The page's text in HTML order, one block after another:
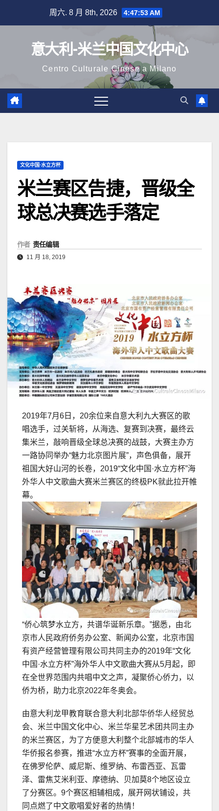
周六. 8 月 8th, 2026 4:47:55 AM
意大利-米兰中国文化中心
Centro Culturale Cinese a Milano
文化中国·水立方杯
米兰赛区告捷，晋级全
球总决赛选手落定
作者 责任编辑
11 月 18, 2019
2019年7月6日，20余位来自意大利九大赛区的歌
唱选手，过关斩将，从海选、复赛到决赛，最终云
集米兰，敲响晋级全球总决赛的战鼓，大赛主办方
一路协同举办“魅力北京图片展”，声色俱备，展开
祖国大好山河的长卷，2019“文化中国·水立方杯”海
外华人中文歌曲大赛米兰赛区的终极PK就此拉开帷
幕。
“侨心筑梦水立方，共谱华诞新乐章。”据悉，由北
京市人民政府侨务办公室、新闻办公室，北京市国
有资产经营管理有限公司共同主办的2019年“文化
中国·水立方杯”海外华人中文歌曲大赛从5月起，即
在全世界范围内共唱中文之声，凝聚侨心侨力，以
侨为桥，助力北京2022年冬奥会。
由意大利龙甲教育联合意大利北部华侨华人经贸总
会、米兰中国文化中心、米兰华星艺术团共同主办
的米兰赛区，为了方便意大利整个北部城市的华人
华侨报名参赛，推进“水立方杯”赛事的全面开展，
在佛罗伦萨、威尼斯、维罗纳、布雷西亚、瓦雷
泽、雷焦艾米利亚、摩德纳、贝加莫8个地区设立
了分赛区。9个赛区相辅相成，展开网状铺设，共
同点燃了中文歌唱爱好者的热情！